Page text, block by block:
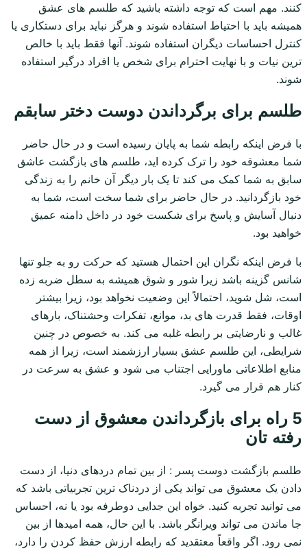
کنند. مهم است که توجه داشته باشید که طلسم های عشق
همیشه باید با احتیاط استفاده شوند و هرگز نباید برای دستکاری یا
کنترل احساسات دیگران استفاده شوند. آنها فقط باید با خالص
ترین نیات و با نهایت احترام برای شخص یا افراد درگیر استفاده
شوند.
طلسم برای برگرداندن دوست دختر سابقم
با فرض اینکه رابطه شما به پایان رسیده است و در حال حاضر
شما معشوقه خود را ترک کرده اید، طلسم های بازگشت عاشق
سابق به شما کمک می کند تا یک بار دیگر آن خانم را به زندگی
خود بازگردانید. در حال حاضر برای شما سخت است، شما به
دنبال آسایش و پاسخ برای شکست خود در داخل دامنه عمیق
خواهید بود.
با فرض اینکه نگران این احتمال هستید که حرکت رو به جلو تنها
شانس گزینه باشد زیرا شور و شوق همیشه به سطل ضربه زده
است، شل شوید، احتمالاً این وضعیت نخواهد بود، زیرا بیشتر
اوقات، فقط قدرت های بد، موانع، تفکرات وحشتناک، بارهای
غالب و نارضایتی بر رابطه غلبه می کند. به خصوص در چنین
شرایطی، این طلسم عشق بسیار ارزشمند است، زیرا از همه
منابع اطلاعاتی ماورایی اجتناب می شود و عشق به سرعت در
کنار هم قرار می گیرد.
5 راه برای بازگرداندن معشوق از دست
رفته تان
طلسم بازگشت دوست پسر : از بین تمام دردهای دنیا، از دست
دادن یک معشوق می تواند یکی از دردناک ترین تجربیاتی باشد که
می توانید تجربه کنید. خواه این جدایی دوطرفه بود یا نه، احساس
جا ماندن می تواند ویرانگر باشد. با این حال، همه امیدها از بین
نمی رود. اگر واقعاً معتقدید که رابطه ارزش حفظ کردن را دارد،